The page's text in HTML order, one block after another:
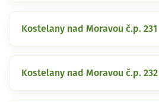
Kostelany nad Moravou č.p. 231
Kostelany nad Moravou č.p. 232